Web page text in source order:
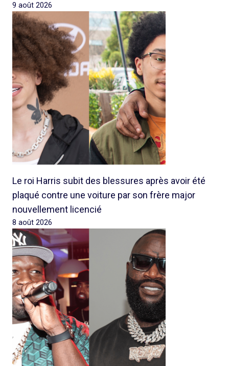
9 août 2026
Le roi Harris subit des blessures après avoir été
plaqué contre une voiture par son frère major
nouvellement licencié
8 août 2026